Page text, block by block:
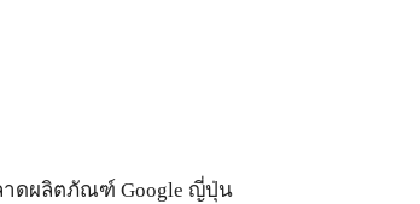
าดผลิตภัณฑ์ Google ญี่ปุ่น